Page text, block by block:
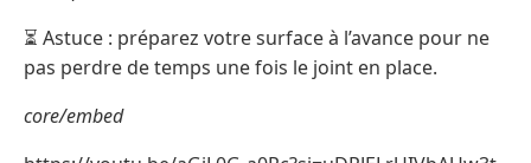
⏳ Astuce : préparez votre surface à l’avance pour ne
pas perdre de temps une fois le joint en place.
core/embed